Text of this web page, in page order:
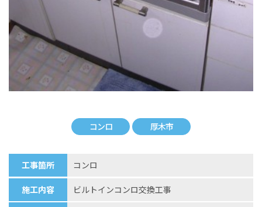
コンロ 厚木市
工事箇所 コンロ
施工内容 ビルトインコンロ交換工事